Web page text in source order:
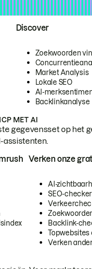
Discover
Zoekwoorden
Market Analysis
Lokale SEO
AI-
Backlinkanalyse
MET AI
gegevensset op het
assistenten.
Verken onze
AI-
SEO-checker
Backlink-
Topwebsites
Verken